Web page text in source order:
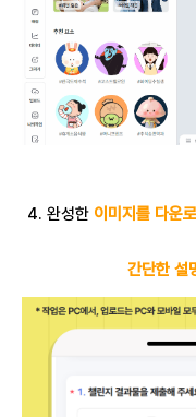
4. 완성한 이미지를 다운
간단한 설